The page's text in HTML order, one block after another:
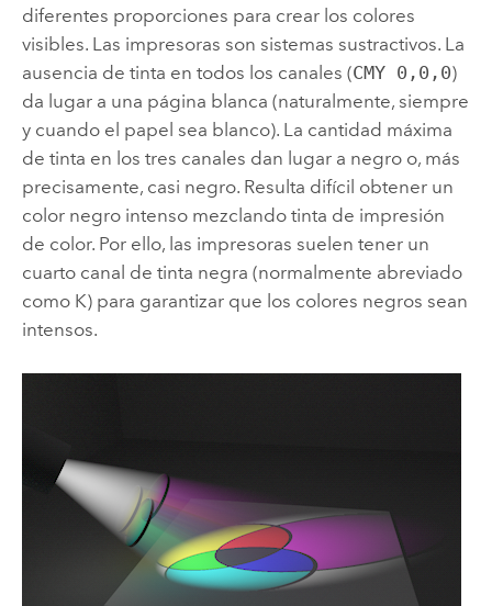
diferentes proporciones para crear los colores
visibles. Las impresoras son sistemas sustractivos. La
ausencia de tinta en todos los canales (CMY 0,0,0)
da lugar a una página blanca (naturalmente, siempre
y cuando el papel sea blanco). La cantidad máxima
de tinta en los tres canales dan lugar a negro o, más
precisamente, casi negro. Resulta difícil obtener un
color negro intenso mezclando tinta de impresión
de color. Por ello, las impresoras suelen tener un
cuarto canal de tinta negra (normalmente abreviado
como K) para garantizar que los colores negros sean
intensos.